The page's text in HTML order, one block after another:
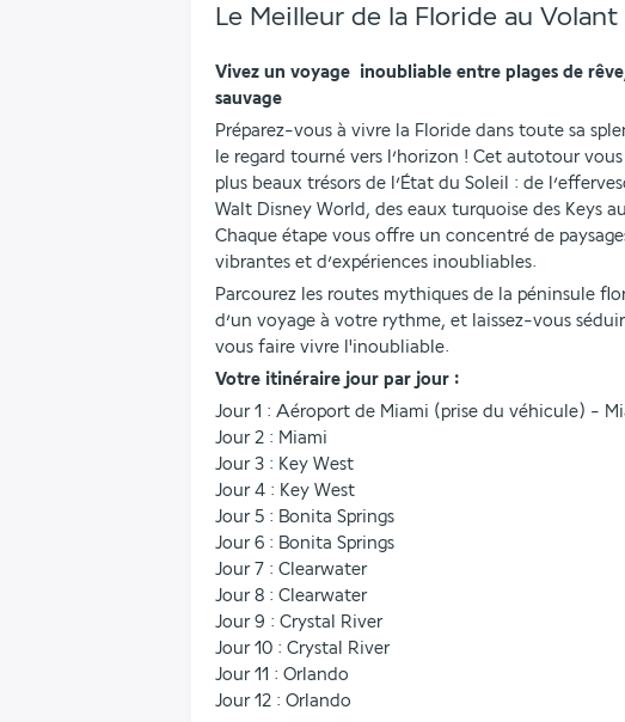
Le Meilleur de la Floride au Volant
Vivez un voyage  inoubliable entre plages de
sauvage
Préparez-vous à vivre la Floride dans toute sa
le regard tourné vers l’horizon ! Cet autotour
plus beaux trésors de l’État du Soleil : de
Walt Disney World, des eaux turquoise des Keys
Chaque étape vous offre un concentré de
vibrantes et d’expériences inoubliables.
Parcourez les routes mythiques de la péninsule
d’un voyage à votre rythme, et laissez-vous
vous faire vivre l'inoubliable.
Votre itinéraire jour par jour :
Jour 1 : Aéroport de Miami (prise du véhicule) -
Jour 2 : Miami
Jour 3 : Key West
Jour 4 : Key West
Jour 5 : Bonita Springs
Jour 6 : Bonita Springs
Jour 7 : Clearwater
Jour 8 : Clearwater
Jour 9 : Crystal River
Jour 10 : Crystal River
Jour 11 : Orlando
Jour 12 : Orlando